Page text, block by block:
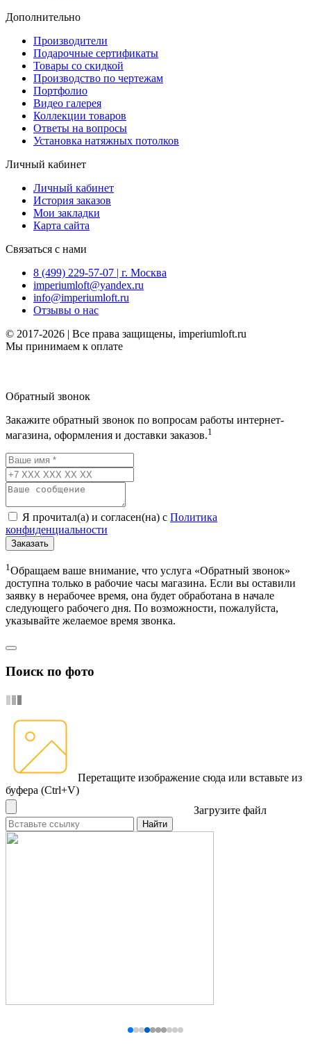
Дополнительно
Производители
Подарочные сертификаты
Товары со скидкой
Производство по чертежам
Портфолио
Видео галерея
Коллекции товаров
Ответы на вопросы
Установка натяжных потолков
Личный кабинет
Личный кабинет
История заказов
Мои закладки
Карта сайта
Связаться с нами
8 (499) 229-57-07 | г. Москва
imperiumloft@yandex.ru
info@imperiumloft.ru
Отзывы о нас
© 2017-2026 | Все права защищены, imperiumloft.ru
Мы принимаем к оплате
Обратный звонок
Закажите обратный звонок по вопросам работы интернет-
магазина, оформления и доставки заказов.1
Я прочитал(а) и согласен(на) с Политика
конфиденциальности
Заказать
1Обращаем ваше внимание, что услуга «Обратный звонок»
доступна только в рабочие часы магазина. Если вы оставили
заявку в нерабочее время, она будет обработана в начале
следующего рабочего дня. По возможности, пожалуйста,
указывайте желаемое время звонка.
Поиск по фото
Перетащите изображение сюда или вставьте из
буфера (Ctrl+V)
Загрузите файл
Найти